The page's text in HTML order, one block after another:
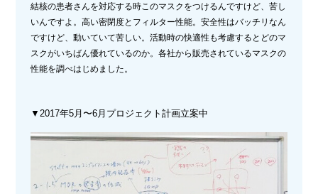
結核の患者さんを対応する時このマスクをつけるんですけど、苦し
いんですよ。高い密閉度とフィルター性能。安全性はバッチリなん
ですけど、動いていて苦しい。活動時の快適性も考慮するとどのマ
スクがいちばん優れているのか。各社から販売されているマスクの
性能を調べはじめました。
▼2017年5月〜6月プロジェクト計画立案中